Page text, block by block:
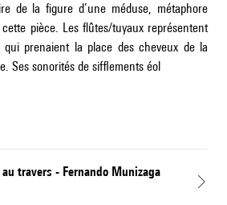
de la figure d’une méduse, métaphore
pièce. Les flûtes/tuyaux représentent
qui prenaient la place des cheveux de la
Ses sonorités de sifflements éol
travers - Fernando Munizaga